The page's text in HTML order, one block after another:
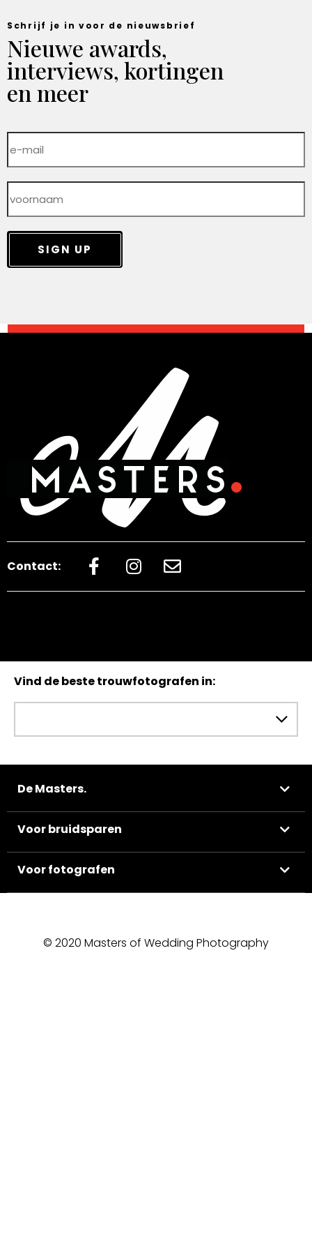
Schrijf je in voor de nieuwsbrief
Nieuwe awards,
interviews, kortingen
en meer
SIGN UP
Contact:
Vind de beste trouwfotografen in:
De Masters.
Voor bruidsparen
Voor fotografen
© 2020 Masters of Wedding Photography